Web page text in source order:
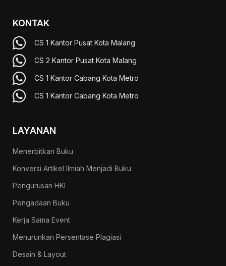
KONTAK
CS 1 Kantor Pusat Kota Malang
CS 2 Kantor Pusat Kota Malang
CS 1 Kantor Cabang Kota Metro
CS 1 Kantor Cabang Kota Metro
LAYANAN
Menerbitkan Buku
Konversi Artikel Ilmiah Menjadi Buku
Pengurusan HKI
Pengadaan Buku
Kerja Sama Event
Menurunkan Persentase Plagiasi
Desain & Layout